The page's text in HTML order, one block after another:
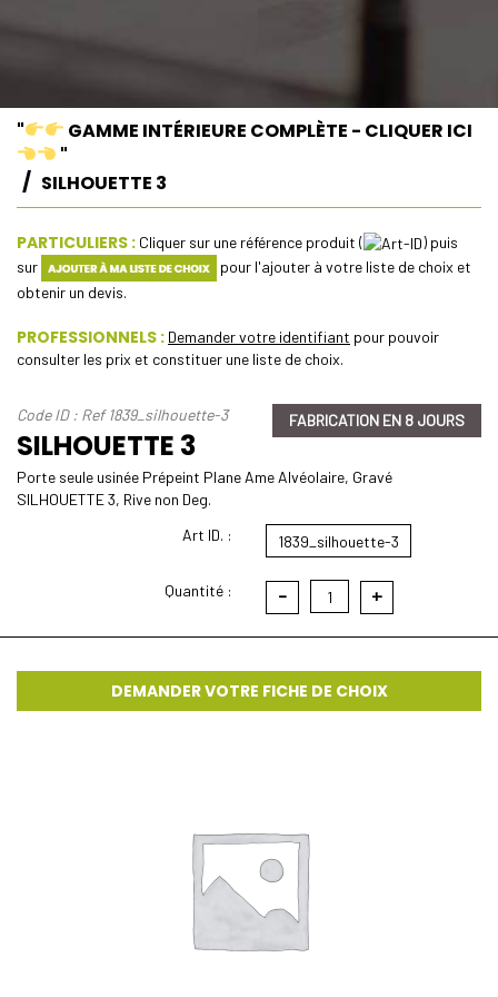
"
GAMME INTÉRIEURE COMPLÈTE - CLIQUER ICI
"
SILHOUETTE 3
PARTICULIERS : Cliquer sur une référence produit (
) puis
sur
pour l'ajouter à votre liste de choix et
obtenir un devis.
PROFESSIONNELS : Demander votre identifiant pour pouvoir
consulter les prix et constituer une liste de choix.
Code ID : Ref 1839_silhouette-3
SILHOUETTE 3
FABRICATION EN 8 JOURS
Porte seule usinée Prépeint Plane Ame Alvéolaire, Gravé
SILHOUETTE 3, Rive non Deg.
Art ID. :
Quantité :
1839_silhouette-3
- 1 +
DEMANDER VOTRE FICHE DE CHOIX